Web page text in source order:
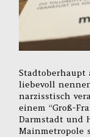
liebevoll
narzisstisch
einem “Groß-
Darmstadt und
Mainmetropole